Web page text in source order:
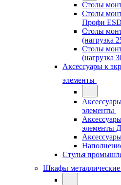
Столы
Столы
Профи ESD
Столы
(нагрузка
Столы
(нагрузка
Аксессуары к
элементы
элементы
элементы
Стулья
Шкафы металлические